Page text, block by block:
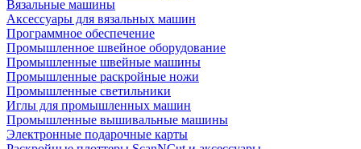
Вязальные машины
Аксессуары для вязальных машин
Программное обеспечение
Промышленное швейное оборудование
Промышленные швейные машины
Промышленные раскройные ножи
Промышленные светильники
Иглы для промышленных машин
Промышленные вышивальные машины
Электронные подарочные карты